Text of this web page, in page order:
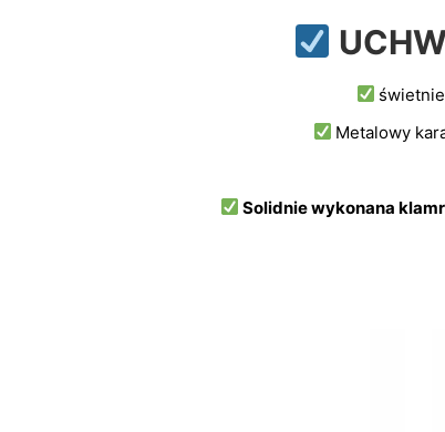
Metalowy
Solidnie wykonana